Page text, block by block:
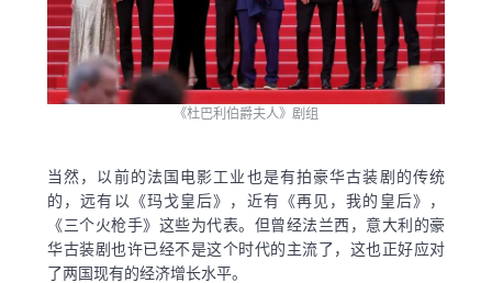
《杜巴利伯爵夫人》剧组
当然，以前的法国电影工业也是有拍豪华古装剧的传统
的，远有以《玛戈皇后》，近有《再见，我的皇后》，
《三个火枪手》这些为代表。但曾经法兰西，意大利的豪
华古装剧也许已经不是这个时代的主流了，这也正好应对
了两国现有的经济增长水平。